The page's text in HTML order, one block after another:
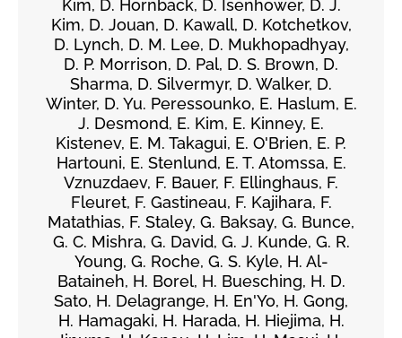
Kim, D. Hornback, D. Isenhower, D. J.
Kim, D. Jouan, D. Kawall, D. Kotchetkov,
D. Lynch, D. M. Lee, D. Mukhopadhyay,
D. P. Morrison, D. Pal, D. S. Brown, D.
Sharma, D. Silvermyr, D. Walker, D.
Winter, D. Yu. Peressounko, E. Haslum, E.
J. Desmond, E. Kim, E. Kinney, E.
Kistenev, E. M. Takagui, E. O'Brien, E. P.
Hartouni, E. Stenlund, E. T. Atomssa, E.
Vznuzdaev, F. Bauer, F. Ellinghaus, F.
Fleuret, F. Gastineau, F. Kajihara, F.
Matathias, F. Staley, G. Baksay, G. Bunce,
G. C. Mishra, G. David, G. J. Kunde, G. R.
Young, G. Roche, G. S. Kyle, H. Al-
Bataineh, H. Borel, H. Buesching, H. D.
Sato, H. Delagrange, H. En'Yo, H. Gong,
H. Hamagaki, H. Harada, H. Hiejima, H.